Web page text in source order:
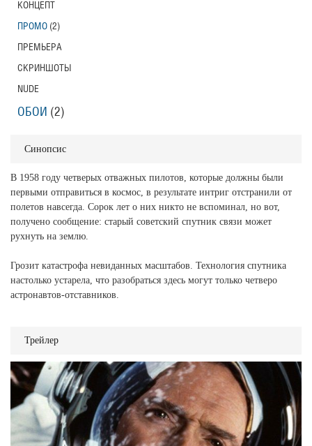
Синопсис
В 1958 году четверых отважных пилотов, которые должны были
первыми отправиться в космос, в результате интриг отстранили от
полетов навсегда. Сорок лет о них никто не вспоминал, но вот,
получено сообщение: старый советский спутник связи может
рухнуть на землю.
Грозит катастрофа невиданных масштабов. Технология спутника
настолько устарела, что разобраться здесь могут только четверо
астронавтов-отставников.
Трейлер
КОНЦЕПТ
ПРОМО (2)
ПРЕМЬЕРА
СКРИНШОТЫ
NUDE
ОБОИ (2)